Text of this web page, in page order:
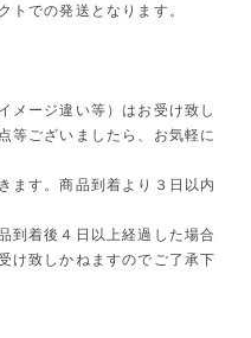
トでの発送となります。
メージ違い等）はお受け致し
等ございましたら、お気軽に
ます。商品到着より３日以内
到着後４日以上経過した場合
け致しかねますのでご了承下